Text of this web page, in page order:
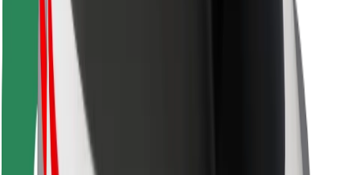
Aeropuertos
Estaciones de carga de Bolt
Soporte
Para usuarios
Para conductores
Para repartidores